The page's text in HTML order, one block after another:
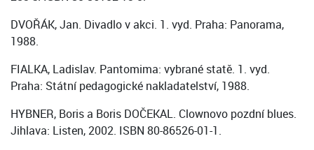
DVOŘÁK, Jan. Divadlo v akci. 1. vyd. Praha: Panorama,
1988.
FIALKA, Ladislav. Pantomima: vybrané statě. 1. vyd.
Praha: Státní pedagogické nakladatelství, 1988.
HYBNER, Boris a Boris DOČEKAL. Clownovo pozdní blues.
Jihlava: Listen, 2002. ISBN 80-86526-01-1.